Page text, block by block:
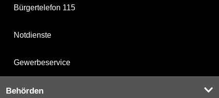
Bürgertelefon 115
Notdienste
Gewerbeservice
Behörden